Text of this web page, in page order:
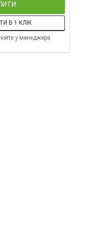
В 1 КЛІК
у менеджера